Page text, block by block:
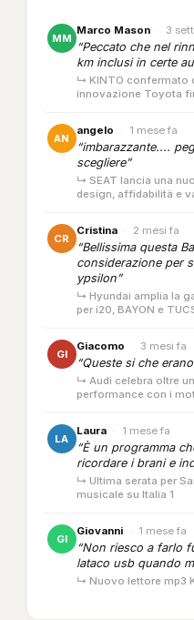
MM
Marco Mason · 3
“Peccato che nel
km inclusi in certe
↳ KINTO confermato
innovazione Toyota
AN
angelo · 1 mese fa
“imbarazzante....
scegliere”
↳ SEAT lancia una
design, affidabilità e
CR
Cristina · 2 mesi fa
“Bellissima questa
considerazione per
ypsilon”
↳ Hyundai amplia la
per i20, BAYON e
GI
Giacomo · 3 mesi fa
“Queste si che
↳ Audi celebra oltre
performance con i
LA
Laura · 1 mese fa
“È un programma
ricordare i brani e
↳ Ultima serata per
musicale su Italia 1
GI
Giovanni · 1 mese fa
“Non riesco a farlo
lataco usb quando
↳ Nuovo lettore mp3